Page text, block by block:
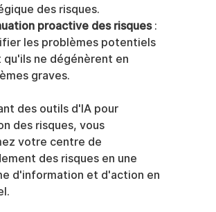
des risques.
proactive des risques :
les problèmes potentiels
qu'ils ne dégénèrent en
graves.
des outils d'IA pour
des risques, vous
votre centre de
des risques en une
d'information et d'action en